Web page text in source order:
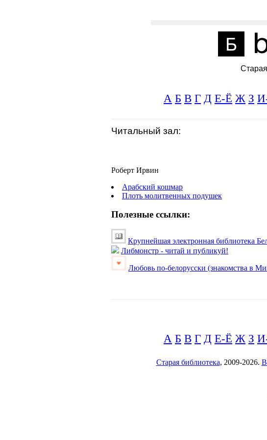
А Б В Г Д Е-Ё Ж З
Читальный зал:
Роберт Ирвин
Арабский кошмар
Плоть молитвенных подушек
Полезные ссылки:
Крупнейшая электронная библиотека
Либмонстр - читай и публикуй!
Любовь по-белорусски (знакомства в
А Б В Г Д Е-Ё Ж З
Старая библиотека, 2009-2026.